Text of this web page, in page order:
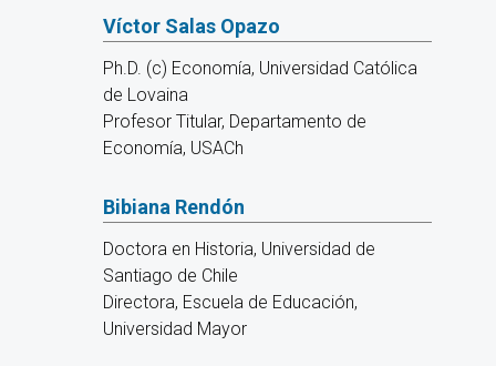
Víctor Salas Opazo
Ph.D. (c) Economía, Universidad Católica
de Lovaina
Profesor Titular, Departamento de
Economía, USACh
Bibiana Rendón
Doctora en Historia, Universidad de
Santiago de Chile
Directora, Escuela de Educación,
Universidad Mayor